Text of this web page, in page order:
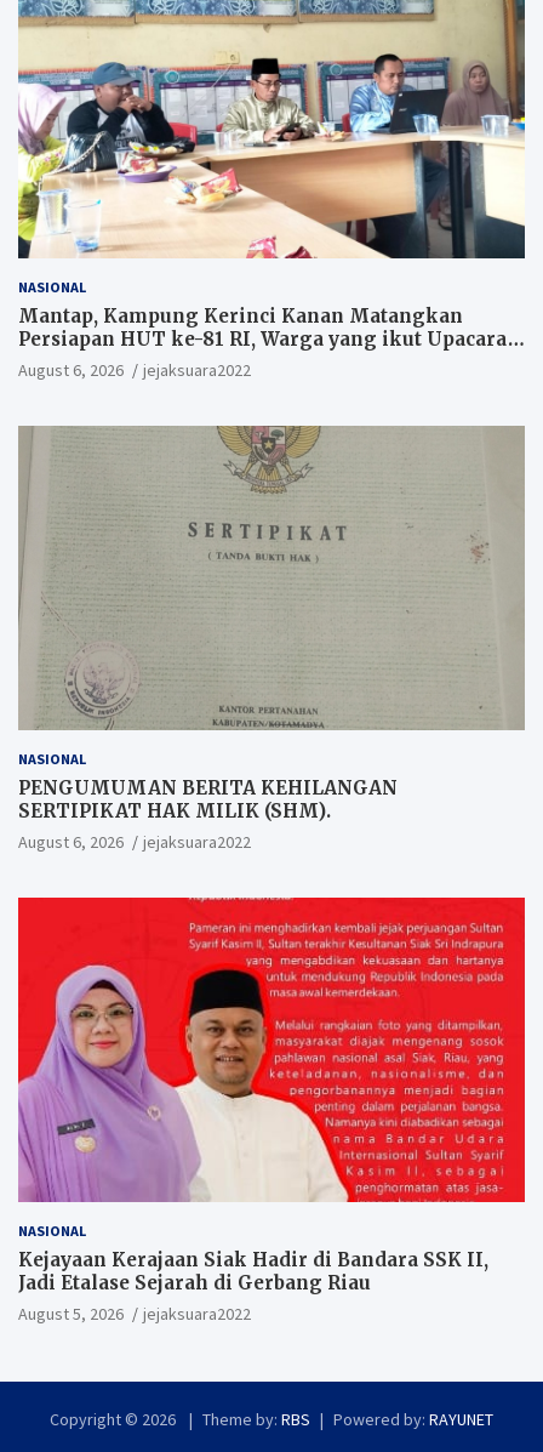
NASIONAL
Mantap, Kampung Kerinci Kanan Matangkan
Persiapan HUT ke-81 RI, Warga yang ikut Upacara
Berkesempatan Raih Hadiah
August 6, 2026 jejaksuara2022
NASIONAL
PENGUMUMAN BERITA KEHILANGAN
SERTIPIKAT HAK MILIK (SHM).
August 6, 2026 jejaksuara2022
NASIONAL
Kejayaan Kerajaan Siak Hadir di Bandara SSK II,
Jadi Etalase Sejarah di Gerbang Riau
August 5, 2026 jejaksuara2022
Copyright © 2026 Theme by: RBS Powered by: RAYUNET